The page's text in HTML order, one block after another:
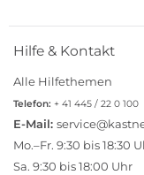
Hilfe & Kontakt
Alle Hilfethemen
Telefon: + 41 445 / 22 0 100
E-Mail:
Mo.–Fr. 9:30 bis 18:30
Sa. 9:30 bis 18:00 Uhr